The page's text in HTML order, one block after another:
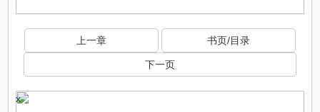
上一章 书页/目录
下一页
x